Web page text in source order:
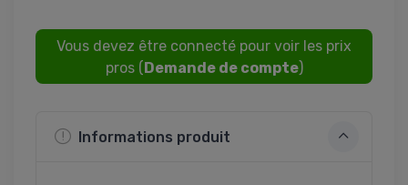
Vous devez être connecté pour voir les prix
pros (Demande de compte)
Informations produit